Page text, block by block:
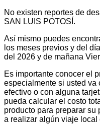
No existen reportes de
SAN LUIS POTOSÍ.
Así mismo puedes
los meses previos y del
del 2026 y de mañana
Es importante conocer el
especialmente si usted va
efectivo o con alguna
pueda calcular el costo
producto para preparar su
a realizar algún viaje local